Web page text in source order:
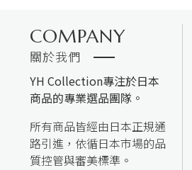
COMPANY
關於我們
YH Collection專注於日本
商品的專業選品團隊。
所有商品皆經由日本正規通
路引進，依循日本市場的品
質控管與審美標準。